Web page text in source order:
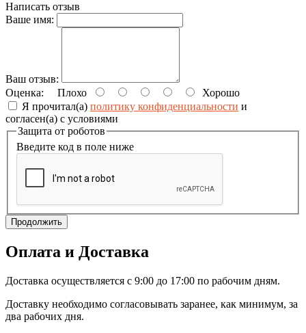
Написать отзыв
Ваше имя:
Ваш отзыв:
Оценка: Плохо
Хорошо
Я прочитал(а) политику конфиденциальности и
согласен(а) с условиями
Защита от роботов
Введите код в поле ниже
Продолжить
Оплата и Доставка
Доставка осуществляется с 9:00 до 17:00 по рабочим дням.
Доставку необходимо согласовывать заранее, как минимум, за
два рабочих дня.